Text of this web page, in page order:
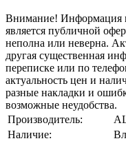
Внимание! Информация
является публичной
неполна или неверна.
другая существенная
переписке или по
актуальность цен и
разные накладки и
возможные неудобства.
Производитель:
Наличие: